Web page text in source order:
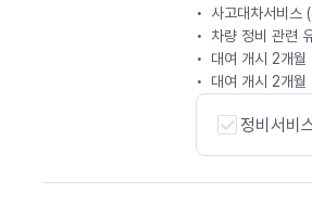
사고대차서비스
차량 정비 관련
대여 개시 2개월
대여 개시 2개
정비서비